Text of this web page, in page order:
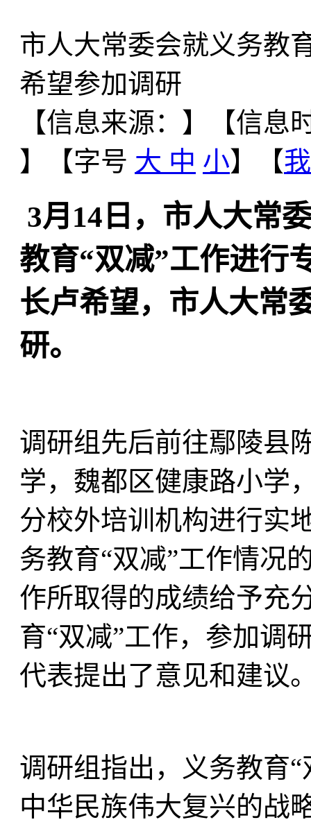
市人大常委会就义务教
希望参加调研
【信息来源： 】
【信息
】【字号 大 中 小】【
3月14日，市人大常
教育“双减”工作进行
长卢希望，市人大常
研。
调研组先后前往鄢陵县
学，魏都区健康路小学
分校外培训机构进行实
务教育“双减”工作情况
作所取得的成绩给予充
育“双减”工作，参加调
代表提出了意见和建议
调研组指出，义务教育
中华民族伟大复兴的战